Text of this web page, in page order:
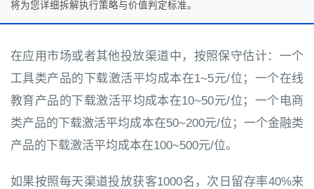
将为您详细拆解执行策略与价值判定标准。
在应用市场或者其他投放渠道中，按照保守估计：一个
工具类产品的下载激活平均成本在1~5元/位；一个在线
教育产品的下载激活平均成本在10~50元/位；一个电商
类产品的下载激活平均成本在50~200元/位；一个金融类
产品的下载激活平均成本在100~500元/位。
如果按照每天渠道投放获客1000名，次日留存率40%来